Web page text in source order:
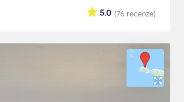
(76 recenze)
5.0